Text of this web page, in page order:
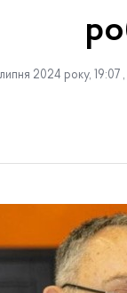
2024 року, 19:07